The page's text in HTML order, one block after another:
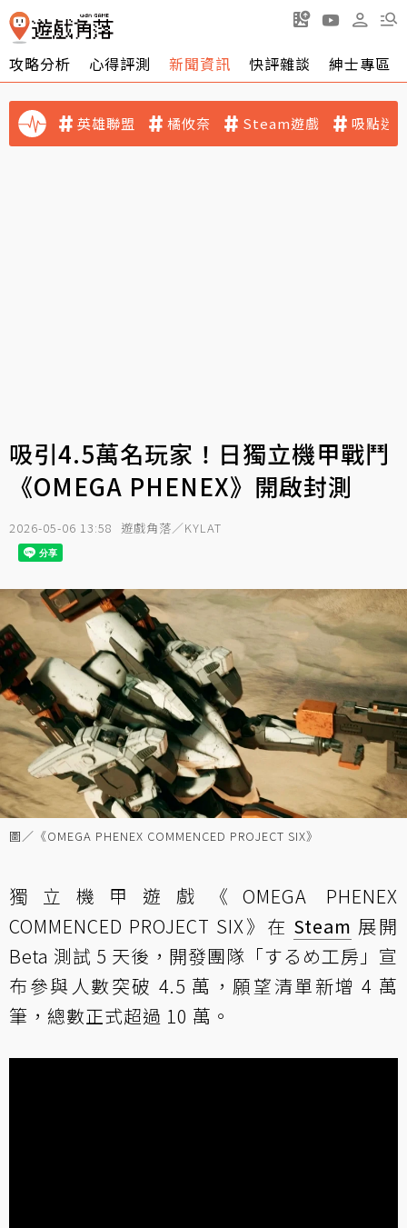
攻略分析 心得評測 新聞資訊 快評雜談 紳士專區
英雄聯盟 橘攸奈 Steam遊戲 吸點迷
吸引4.5萬名玩家！日獨立機甲戰鬥
《OMEGA PHENEX》開啟封測
2026-05-06 13:58 遊戲角落／KYLAT
圖／《OMEGA PHENEX COMMENCED PROJECT SIX》
獨立機甲遊戲《OMEGA PHENEX
COMMENCED PROJECT SIX》在 Steam 展開
Beta 測試 5 天後，開發團隊「するめ工房」宣
布參與人數突破 4.5 萬，願望清單新增 4 萬
筆，總數正式超過 10 萬。